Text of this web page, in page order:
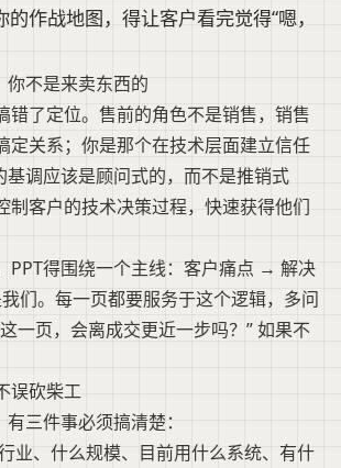
的作战地图，得让客户看完觉得“嗯，
你不是来卖东西的
错了定位。售前的角色不是销售，销售
定关系；你是那个在技术层面建立信任
基调应该是顾问式的，而不是推销式
制客户的技术决策过程，快速获得他们
PPT得围绕一个主线：客户痛点 → 解决
们。每一页都要服务于这个逻辑，多问
一页，会离成交更近一步吗？” 如果不
误砍柴工
三件事必须搞清楚：
业、什么规模、目前用什么系统、有什